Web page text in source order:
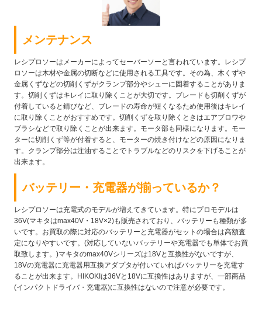
メンテナンス
レシプロソーはメーカーによってセーバーソーと言われています。レシプ
ロソーは木材や金属の切断などに使用される工具です。その為、木くずや
金属くずなどの切削くずがクランプ部分やシューに固着することがありま
す。切削くずはキレイに取り除くことが大切です。ブレードも切削くずが
付着していると錆びなど、ブレードの寿命が短くなるため使用後はキレイ
に取り除くことがおすすめです。切削くずを取り除くときはエアブロワや
ブラシなどで取り除くことが出来ます。モータ部も同様になります。モー
ターに切削くず等が付着すると、モーターの焼き付けなどの原因になりま
す。クランプ部分は注油することでトラブルなどのリスクを下げることが
出来ます。
バッテリー・充電器が揃っているか？
レシプロソーは充電式のモデルが増えてきています。特にプロモデルは
36V(マキタはmax40V・18V×2)も販売されており、バッテリーも種類が多
いです。お買取の際に対応のバッテリーと充電器がセットの場合は高額査
定になりやすいです。(対応していないバッテリーや充電器でも単体でお買
取致します。)マキタのmax40Vシリーズは18Vと互換性がないですが、
18Vの充電器に充電器用互換アダプタが付いていればバッテリーを充電す
ることが出来ます。HIKOKIは36Vと18Vに互換性はありますが、一部商品
(インパクトドライバ・充電器)に互換性はないので注意が必要です。